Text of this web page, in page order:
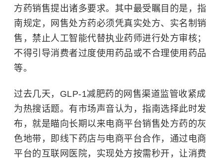
方药销售提出诸多要求。其中最受瞩目的是，指
南规定，网售处方药必须凭真实处方、实名制销
售，禁止人工智能代替执业药师进行处方审核；
不得引导消费者过度使用药品或不合理使用药品
等。
过去几天，GLP-1减肥药的网售渠道监管收紧成
为热搜话题。有市场声音认为，指南选择此时发
布，就是瞄向长期以来电商平台销售处方药的灰
色地带，即线下药店与电商平台合作，通过电商
平台的互联网医院，实现处方按需秒开，让消费